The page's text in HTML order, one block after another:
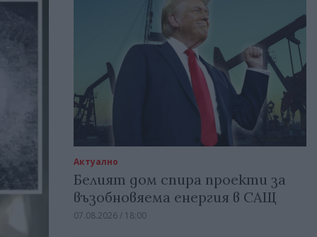
Актуално
Белият дом спира проекти за
възобновяема енергия в САЩ
07.08.2026 / 18:00